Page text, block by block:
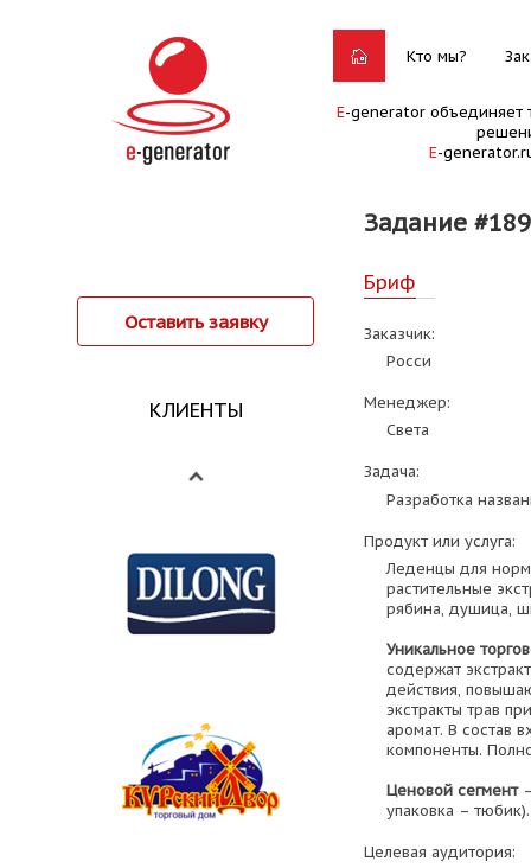
Кто мы?
E-generator объединяет
E-
Задание #189
Оставить заявку
КЛИЕНТЫ
Бриф
Заказчик:
Рocси
Менеджер:
Света
Задача:
Разработка
Продукт или услуга:
Леденцы для
растительные
рябина, душица,
Уникальное
содержат
действия,
экстракты трав
аромат. В состав
компоненты.
Ценовой сегмент–
упаковка – тюбик).
Целевая аудитория: